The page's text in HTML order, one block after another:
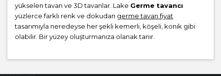
yükselen tavan ve 3D tavanlar. Lake Germe tavancı
yüzlerce farklı renk ve dokudan germe tavan fiyat
tasarımıyla neredeyse her şekli kemerli, köşeli, konik gibi
olabilir. Bir yüzey oluşturmanıza olanak tanır.